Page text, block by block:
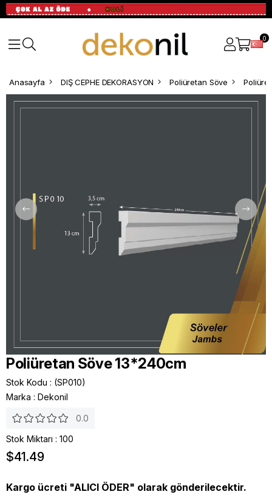
0
Anasayfa DIŞ CEPHE DEKORASYON Poliüretan Söve
Poliüretan Söve 13*240cm
Stok Kodu
(SP010)
Marka : Dekonil
0.0
Stok Miktarı : 100
$41.49
Kargo ücreti "ALICI ÖDER" olarak gönderilecektir.